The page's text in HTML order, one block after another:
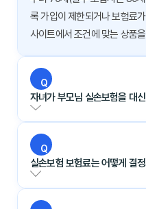
록 가입이 제한되거나 보험료
사이트에서 조건에 맞는 상품
Q
자녀가 부모님 실손보험을 대
Q
실손보험 보험료는 어떻게 결